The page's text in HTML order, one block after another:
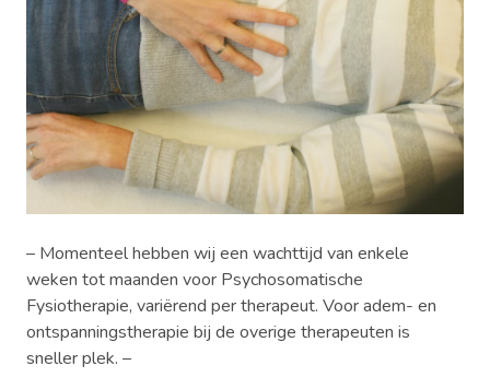
– Momenteel hebben wij een wachttijd van enkele
weken tot maanden voor Psychosomatische
Fysiotherapie, variërend per therapeut. Voor adem- en
ontspanningstherapie bij de overige therapeuten is
sneller plek. –